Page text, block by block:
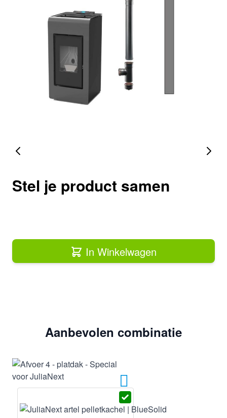
Stel je product samen
In Winkelwagen
Aanbevolen combinatie